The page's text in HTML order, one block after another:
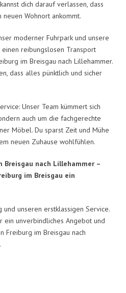
dich darauf verlassen, dass
Wohnort ankommt.
moderner Fuhrpark und unsere
reibungslosen Transport
im Breisgau nach Lillehammer.
dass alles pünktlich und sicher
Unser Team kümmert sich
auch um die fachgerechte
Möbel. Du sparst Zeit und Mühe
neuen Zuhause wohlfühlen.
Breisgau nach Lillehammer –
im Breisgau ein
unseren erstklassigen Service.
ein unverbindliches Angebot und
Freiburg im Breisgau nach